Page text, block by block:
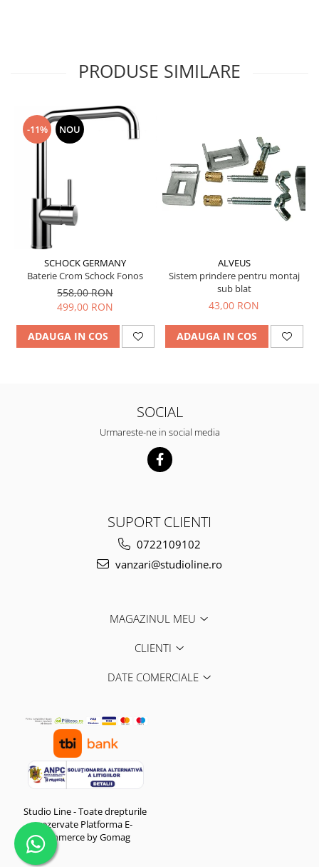
PRODUSE SIMILARE
-11% NOU
SCHOCK GERMANY
Baterie Crom Schock Fonos
558,00 RON
499,00 RON
ADAUGA IN COS
ALVEUS
Sistem prindere pentru montaj
sub blat
43,00 RON
ADAUGA IN COS
SOCIAL
Urmareste-ne in social media
SUPORT CLIENTI
0722109102
vanzari@studioline.ro
MAGAZINUL MEU
CLIENTI
DATE COMERCIALE
Studio Line - Toate drepturile
rezervate Platforma E-
commerce by Gomag